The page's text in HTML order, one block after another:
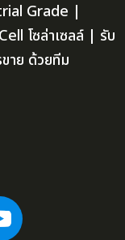
Grade |
โซล่าเซลล์ | รับ
าย ด้วยทีม